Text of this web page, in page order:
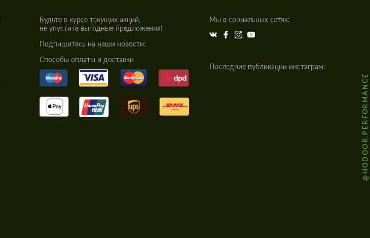
Будьте в курсе текущих акций,
не упустите выгодные предложения!
Подпишитесь на наши новости:
Cпособы оплаты и доставки
Мы в социальных сетях:
Последние публикации инстаграм:
@HODOOR.PERFORMANCE